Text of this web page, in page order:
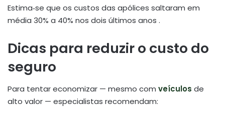
Estima‑se que os custos das apólices saltaram em
média 30% a 40% nos dois últimos anos .
Dicas para reduzir o custo do
seguro
Para tentar economizar — mesmo com veículos de
alto valor — especialistas recomendam: